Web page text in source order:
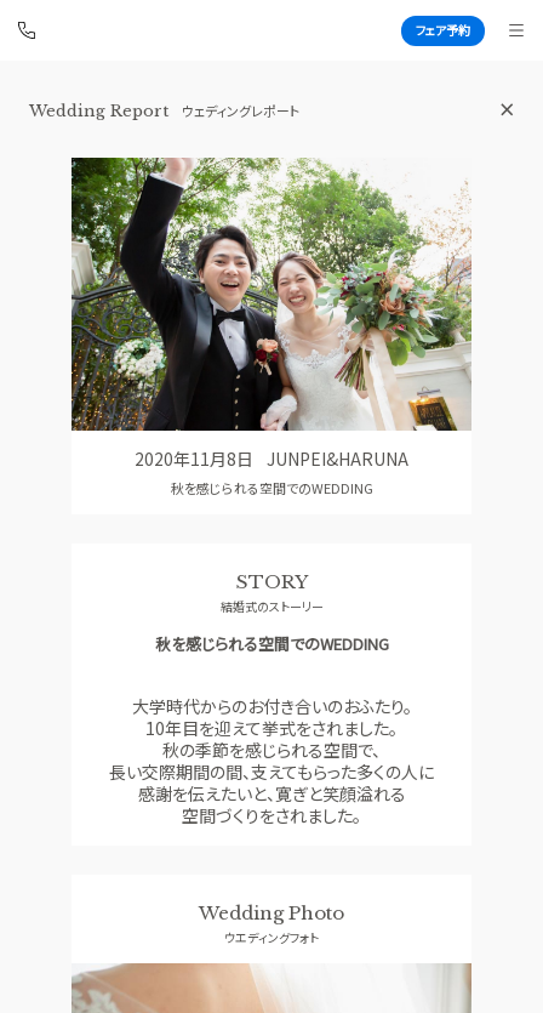
フェア予約
赤坂 アプローズスクエア迎賓館
TOP
トップ
BRIDAL FAIR
ブライダルフェア
WEDDING REPORT
体験者レポート
PHOTO GALLERY
フォトギャラリー
PLAN
プラン
CEREMONY
挙式
PARTY CUISINE
料理
GUEST
ご列席者の皆さまへ
よくあるご質問 お手伝い
資料請求 お問い合わせ フェア予約
Wedding Report ウェディングレポート
2020年11月8日 JUNPEI&HARUNA
秋を感じられる空間でのWEDDING
STORY
結婚式のストーリー
秋を感じられる空間でのWEDDING
大学時代からのお付き合いのおふたり。
10年目を迎えて挙式をされました。
秋の季節を感じられる空間で、
長い交際期間の間、支えてもらった多くの人に
感謝を伝えたいと、寛ぎと笑顔溢れる
空間づくりをされました。
Wedding Photo
ウエディングフォト